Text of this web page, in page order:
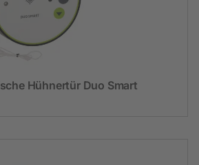
Hühnertür Duo Smart